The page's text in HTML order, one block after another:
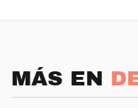
MÁS EN